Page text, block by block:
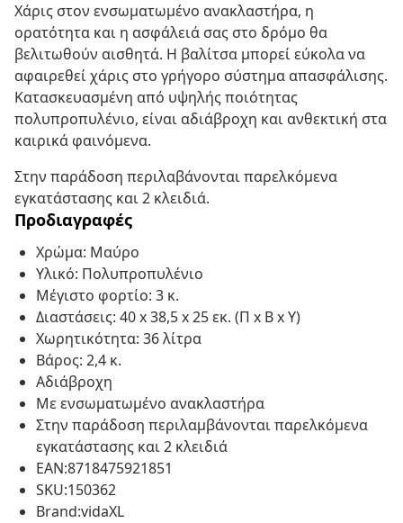
Χάρις στον ενσωματωμένο ανακλαστήρα, η
ορατότητα και η ασφάλειά σας στο δρόμο θα
βελιτωθούν αισθητά. Η βαλίτσα μπορεί εύκολα να
αφαιρεθεί χάρις στο γρήγορο σύστημα απασφάλισης.
Κατασκευασμένη από υψηλής ποιότητας
πολυπροπυλένιο, είναι αδιάβροχη και ανθεκτική στα
καιρικά φαινόμενα.
Στην παράδοση περιλαβάνονται παρελκόμενα
εγκατάστασης και 2 κλειδιά.
Προδιαγραφές
Χρώμα: Μαύρο
Υλικό: Πολυπροπυλένιο
Μέγιστο φορτίο: 3 κ.
Διαστάσεις: 40 x 38,5 x 25 εκ. (Π x Β x Υ)
Χωρητικότητα: 36 λίτρα
Βάρος: 2,4 κ.
Αδιάβροχη
Με ενσωματωμένο ανακλαστήρα
Στην παράδοση περιλαμβάνονται παρελκόμενα
εγκατάστασης και 2 κλειδιά
EAN:8718475921851
SKU:150362
Brand:vidaXL